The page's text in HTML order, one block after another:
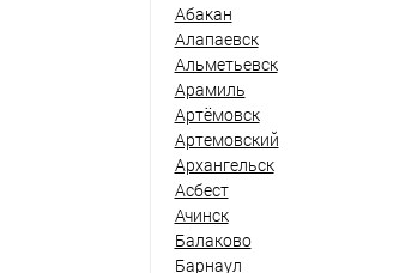
Абакан
Алапаевск
Альметьевск
Арамиль
Артёмовск
Артемовский
Архангельск
Асбест
Ачинск
Балаково
Барнаул